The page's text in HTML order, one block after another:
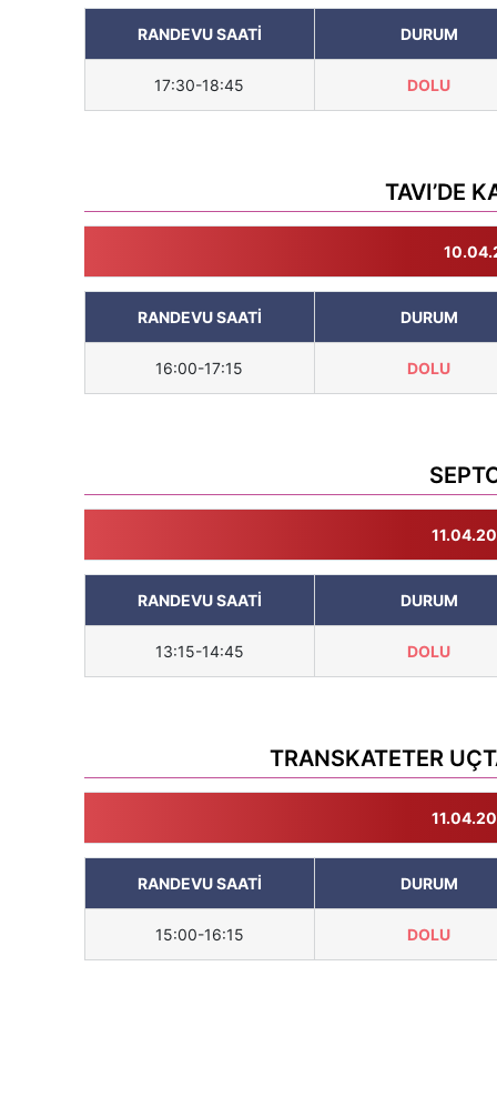
RANDEVU SAATİ DURUM
17:30-18:45 DOLU
TAVI’DE
RANDEVU SAATİ DURUM
16:00-17:15 DOLU
RANDEVU SAATİ DURUM
13:15-14:45 DOLU
TRANSKATETER
RANDEVU SAATİ DURUM
15:00-16:15 DOLU